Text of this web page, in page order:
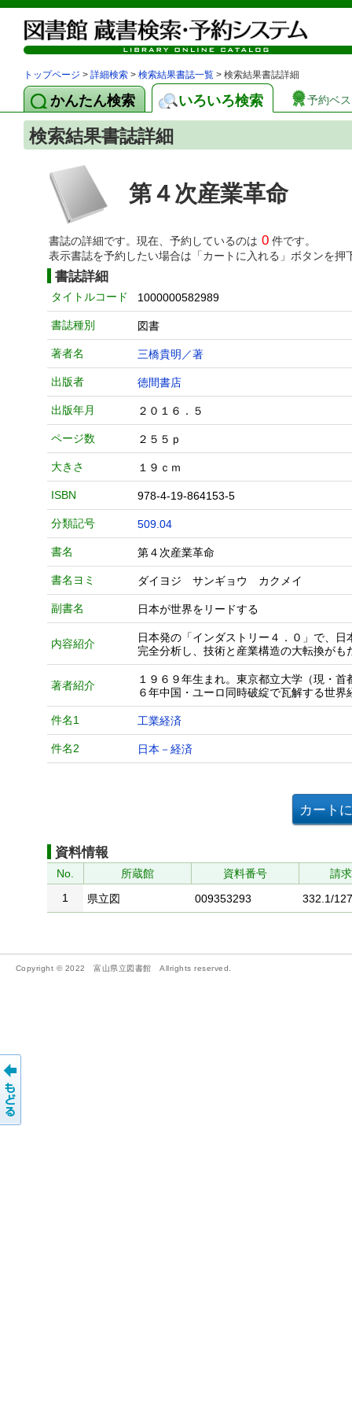
トップページ > 詳細検索 > 検索結果書誌一覧 > 検索結果書誌詳細
かんたん検索 いろいろ検索 予約ベ
検索結果書誌詳細
第４次産業革命
書誌の詳細です。現在、予約しているのは 0 件です。
表示書誌を予約したい場合は「カートに入れる」ボタンを押
書誌詳細
タイトルコード 1000000582989
書誌種別 図書
著者名 三橋貴明／著
出版者 徳間書店
出版年月 ２０１６．５
ページ数 ２５５ｐ
大きさ １９ｃｍ
ISBN 978-4-19-864153-5
分類記号 509.04
書名 第４次産業革命
書名ヨミ ダイヨジ サンギョウ カクメイ
副書名 日本が世界をリードする
内容紹介
日本発の「インダストリー４．０」で、
完全分析し、技術と産業構造の大転換がも
著者紹介
１９６９年生まれ。東京都立大学（現・
６年中国・ユーロ同時破綻で瓦解する世
件名1 工業経済
件名2 日本－経済
資料情報
No. 所蔵館 資料番号
請
1
県立図 009353293 332.1/
Copyright © 2022 富山県立図書館 Allrights reserved.